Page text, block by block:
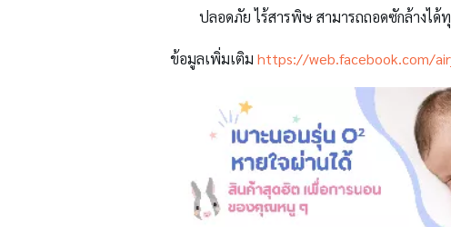
ปลอดภัย ไร้สารพิษ สามารถถอดซักล้างได้
ข้อมูลเพิ่มเติม https://web.facebook.com/